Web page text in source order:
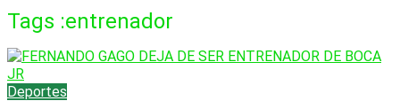
Tags :entrenador
Deportes